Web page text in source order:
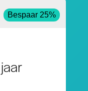
Bespaar 25%